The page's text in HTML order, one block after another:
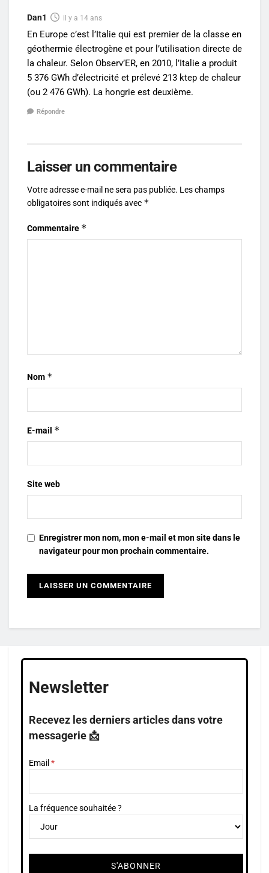
Dan1 il y a 14 ans
En Europe c’est l’Italie qui est premier de la classe en
géothermie électrogène et pour l’utilisation directe de
la chaleur. Selon Observ’ER, en 2010, l’Italie a produit
5 376 GWh d’électricité et prélevé 213 ktep de chaleur
(ou 2 476 GWh). La hongrie est deuxième.
Répondre
Laisser un commentaire
Votre adresse e-mail ne sera pas publiée. Les champs
obligatoires sont indiqués avec *
Commentaire *
Nom *
E-mail *
Site web
Enregistrer mon nom, mon e-mail et mon site dans le
navigateur pour mon prochain commentaire.
Newsletter
Recevez les derniers articles dans votre
messagerie 📩
Email
La fréquence souhaitée ?